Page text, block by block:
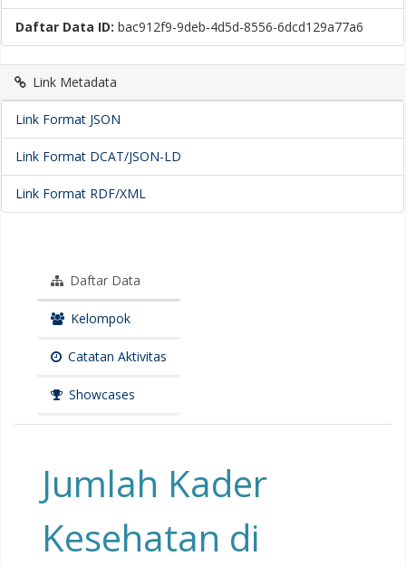
Daftar Data ID: bac912f9-9deb-4d5d-8556-6dcd129a77a6
Link Metadata
Link Format JSON
Link Format DCAT/JSON-LD
Link Format RDF/XML
Daftar Data
Kelompok
Catatan Aktivitas
Showcases
Jumlah Kader
Kesehatan di